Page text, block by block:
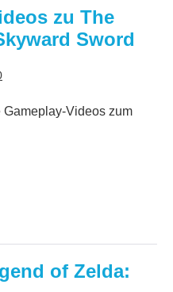
zu The
Sword
Videos zum
of Zelda: